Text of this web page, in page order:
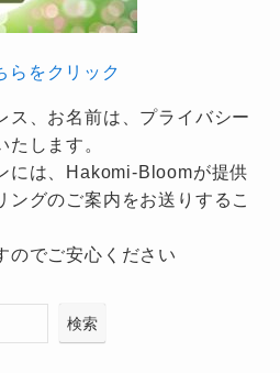
らをクリック
ス、お名前は、プライバシー
します。
には、Hakomi-Bloomが提供
ングのご案内をお送りするこ
のでご安心ください
検索